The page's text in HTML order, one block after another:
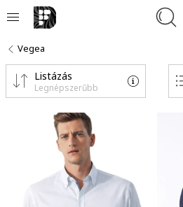
Vegea
Listázás
Legnépszerűbb